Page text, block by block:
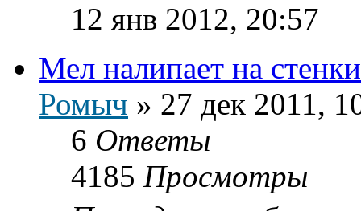
12 янв 2012, 20:57
Мел налипает на
Ромыч » 27 дек 2011,
6 Ответы
4185 Просмотры